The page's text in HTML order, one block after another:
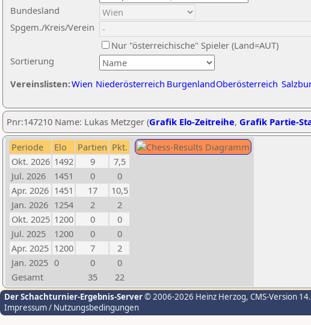
Sortierung
Bundesland
Spgem./Kreis/Verein
Nur "österreichische" Spieler (Land=AUT)
Vereinslisten:Wien Niederösterreich BurgenlandOberösterreich
Pnr:147210 Name: Lukas Metzger (Grafik Elo-Zeitreihe, Grafik Partie-
Periode Elo Partien Pkt.
Okt. 2026 1492 9
7,5
Jul. 2026
1451 0
0
Apr. 2026 1451 17
10,5
Jan. 2026 1254 2
2
Okt. 2025 1200 0
0
Jul. 2025
1200 0
0
Apr. 2025 1200 7
2
Jan. 2025 0 0
0
Gesamt
35 22
Der Schachturnier-Ergebnis-Server© 2006-2026 Heinz Herzog, CMS-Version
Impressum / Nutzungsbedingungen